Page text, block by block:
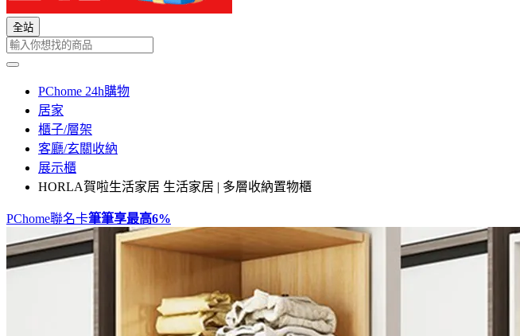
全站
PChome 24h購物
居家
櫃子/層架
客廳/玄關收納
展示櫃
HORLA賀啦生活家居 生活家居 | 多層收納置物櫃
PChome聯名卡筆筆享最高6%